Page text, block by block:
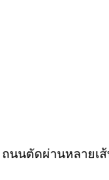
นตัดผ่านหลายเส้